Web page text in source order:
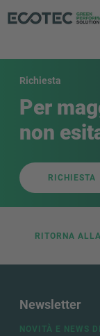
Richiesta
Per
non
RICHIESTA
RITORNA
Newsletter
NOVITÀ E NEWS